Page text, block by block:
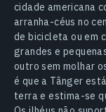
cidade americana
arranha-céus no
de bicicleta ou em
grandes e
outro sem molhar
é que a Tânger
terra e estima-se